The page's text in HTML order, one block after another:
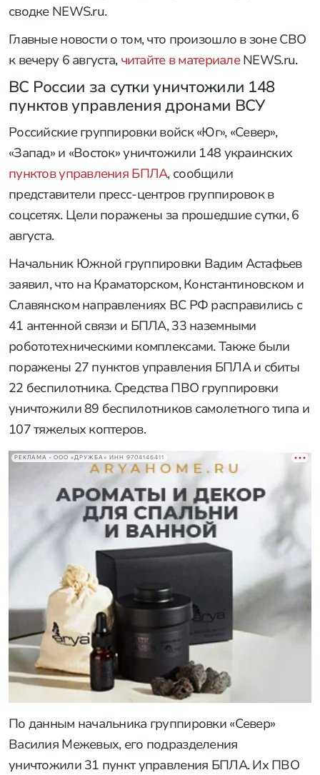
сводке NEWS.ru.
Главные новости о том, что произошло в зоне СВО
к вечеру 6 августа, читайте в материалеNEWS.ru.
ВС России за сутки уничтожили 148
пунктов управления дронами ВСУ
Российские группировки войск «Юг», «Север»,
«Запад» и «Восток» уничтожили 148 украинских
пунктов управления БПЛА, сообщили
представители пресс-центров группировок в
соцсетях. Цели поражены за прошедшие сутки, 6
августа.
Начальник Южной группировки Вадим Астафьев
заявил, что на Краматорском, Константиновском и
Славянском направлениях ВС РФ расправились с
41 антенной связи и БПЛА, 33 наземными
робототехническими комплексами. Также были
поражены 27 пунктов управления БПЛА и сбиты
22 беспилотника. Средства ПВО группировки
уничтожили 89 беспилотников самолетного типа и
107 тяжелых коптеров.
РЕКЛАМА • ООО «ДРУЖБА» ИНН 9704146411
По данным начальника группировки «Север»
Василия Межевых, его подразделения
уничтожили 31 пункт управления БПЛА. Их ПВО